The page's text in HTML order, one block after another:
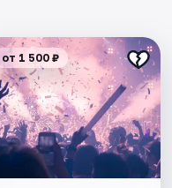
от 1 500 ₽